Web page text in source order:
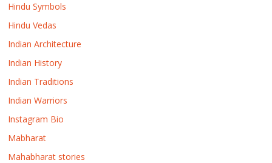
Hindu Symbols
Hindu Vedas
Indian Architecture
Indian History
Indian Traditions
Indian Warriors
Instagram Bio
Mabharat
Mahabharat stories